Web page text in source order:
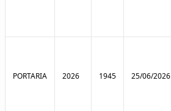
PORTARIA 2026 1945 25/06/2026